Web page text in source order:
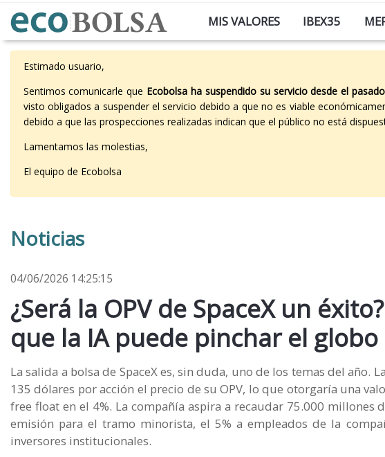
MIS VALORES IBEX35
Estimado usuario,
Sentimos comunicarle que Ecobolsa ha suspendido su servicio desde el
visto obligados a suspender el servicio debido a que no es viable
debido a que las prospecciones realizadas indican que el público no está
Lamentamos las molestias,
El equipo de Ecobolsa
Noticias
04/06/2026 14:25:15
¿Será la OPV de SpaceX un
que la IA puede pinchar el globo
La salida a bolsa de SpaceX es, sin duda, uno de los temas del año.
135 dólares por acción el precio de su OPV, lo que otorgaría una
free float en el 4%. La compañía aspira a recaudar 75.000 millones
emisión para el tramo minorista, el 5% a empleados de la
inversores institucionales.